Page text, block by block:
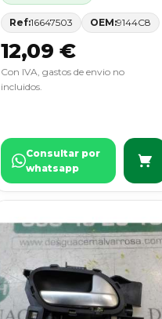
Ref:16647503 OEM:9144C8
12,09 €
Con IVA, gastos de envio no
incluidos.
Consultar por
whatsapp